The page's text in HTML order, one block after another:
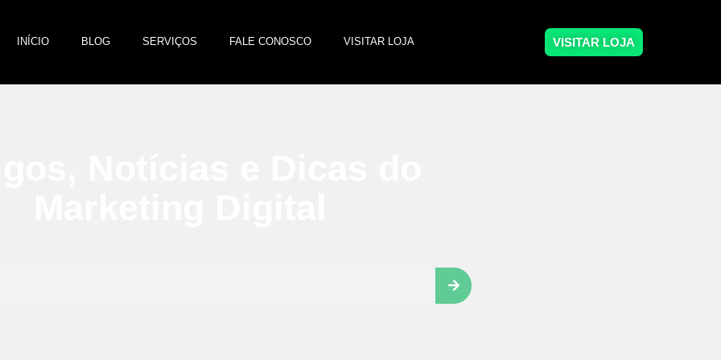
INÍCIO BLOG SERVIÇOS FALE CONOSCO VISITAR LOJA VISITAR LOJA